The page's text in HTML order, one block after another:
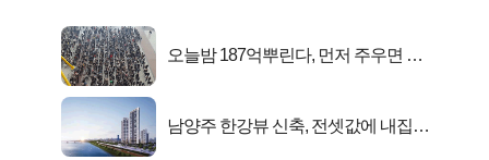
오늘밤 187억뿌린다, 먼저 주우면 최
남양주 한강뷰 신축, 전셋값에 내집마